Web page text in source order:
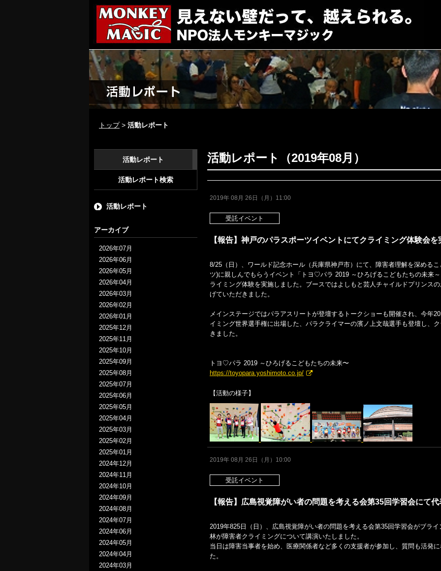
トップ> 活動レポート
活動レポート
活動レポート検索
活動レポート
アーカイブ
2026年07月
2026年06月
2026年05月
2026年04月
2026年03月
2026年02月
2026年01月
2025年12月
2025年11月
2025年10月
2025年09月
2025年08月
2025年07月
2025年06月
2025年05月
2025年04月
2025年03月
2025年02月
2025年01月
2024年12月
2024年11月
2024年10月
2024年09月
2024年08月
2024年07月
2024年06月
2024年05月
2024年04月
2024年03月
活動レポート（2019年08月）
2019年 08月 26日（月）11:00
受託イベント
【報告】神戸のパラスポーツイベントにてクライミング体験会を
8/25（日）、ワールド記念ホール（兵庫県神戸市）にて、障害者理解を深める
ツ)に親しんでもらうイベント「トヨ♡パラ 2019 ～ひろげるこどもたちの未来
ライミング体験を実施しました。ブースではよしもと芸人チャイルドプリンス
げていただきました。
メインステージではパラアスリートが登壇するトークショーも開催され、今年
イミング世界選手権に出場した、パラクライマーの濱ノ上文哉選手も登壇し、
きました。
トヨ♡パラ 2019 ～ひろげるこどもたちの未来〜
https://toyopara.yoshimoto.co.jp/
【活動の様子】
2019年 08月 26日（月）10:00
受託イベント
【報告】広島視覚障がい者の問題を考える会第35回学習会にて
2019年825日（日）、広島視覚障がい者の問題を考える会第35回学習会がブラ
林が障害者クライミングについて講演いたしました。
当日は障害当事者を始め、医療関係者など多くの支援者が参加し、質問も活発
た。